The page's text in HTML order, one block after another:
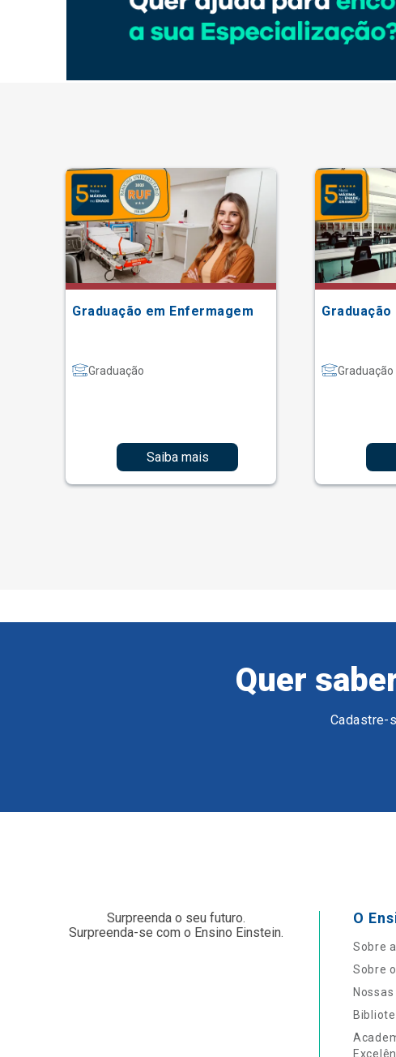
Graduação em Enfermagem
Graduação
Saiba mais
Graduação
Quer
Cadastre-
Surpreenda o seu futuro.
Surpreenda-se com o Ensino Einstein.
O
Sobre
Sobre